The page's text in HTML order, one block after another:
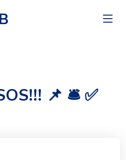
📌 🛎️ ✅